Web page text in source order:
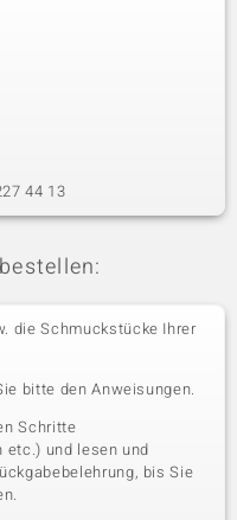
44 13
die Schmuckstücke Ihrer
bitte den Anweisungen.
Schritte
etc.) und lesen und
bis Sie